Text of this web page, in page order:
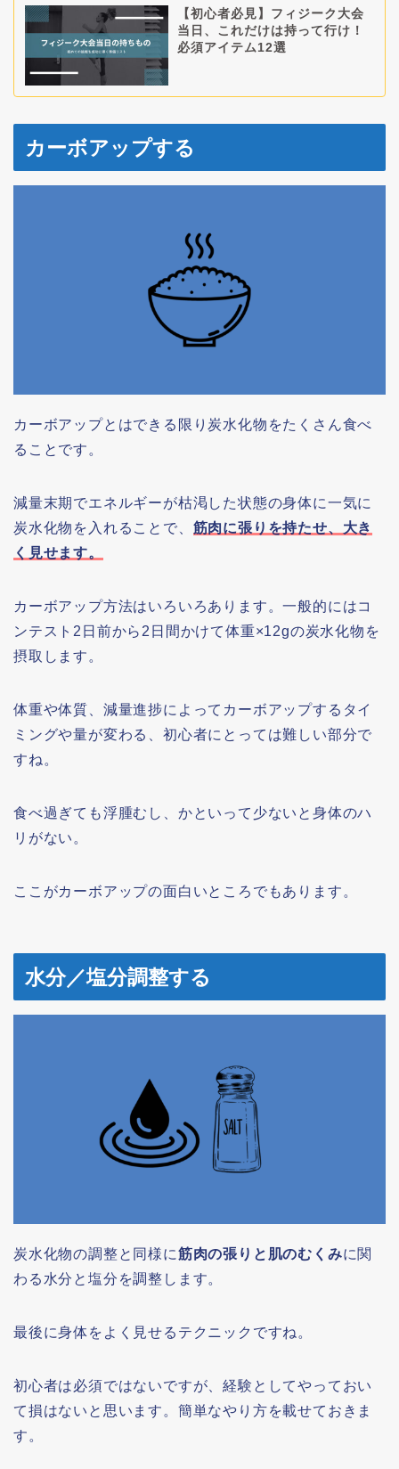
【初心者必見】フィジーク大会
当日、これだけは持って行け！
必須アイテム12選
カーボアップする
カーボアップとはできる限り炭水化物をたくさん食べ
ることです。
減量末期でエネルギーが枯渇した状態の身体に一気に
炭水化物を入れることで、 筋肉に張りを持たせ、大き
く見せます。
カーボアップ方法はいろいろあります。一般的にはコ
ンテスト2日前から2日間かけて体重×12gの炭水化物を
摂取します。
体重や体質、減量進捗によってカーボアップするタイ
ミングや量が変わる、初心者にとっては難しい部分で
すね。
食べ過ぎても浮腫むし、かといって少ないと身体のハ
リがない。
ここがカーボアップの面白いところでもあります。
水分／塩分調整する
炭水化物の調整と同様に筋肉の張りと肌のむくみに関
わる水分と塩分を調整します。
最後に身体をよく見せるテクニックですね。
初心者は必須ではないですが、経験としてやっておい
て損はないと思います。簡単なやり方を載せておきま
す。